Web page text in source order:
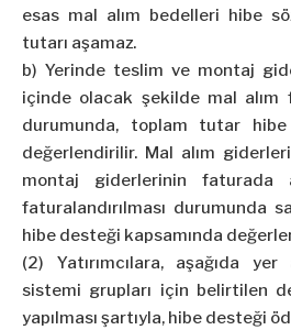
esas mal alım bedelleri hibe
tutarı aşamaz.
b) Yerinde teslim ve montaj
içinde olacak şekilde mal alım
durumunda, toplam tutar hibe
değerlendirilir. Mal alım
montaj giderlerinin faturada
faturalandırılması durumunda
hibe desteği kapsamında
(2) Yatırımcılara, aşağıda
sistemi grupları için belirtilen
yapılması şartıyla, hibe desteği